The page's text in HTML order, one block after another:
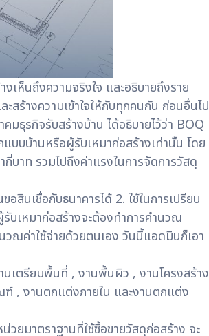
ห็นถึงความจริงใจ และอธิบายถึงราย
ะสร้างความเข้าใจให้กับทุกคนกัน ก่อนอื่นไป
คมธุรกิจรับสร้างบ้าน ได้อธิบายไว้ว่า BOQ
บบบ้านหรือผู้รับเหมาก่อสร้างเท่านั้น โดย
กี่บาท รวมไปถึงค่าแรงในการจัดการวัสดุ
ขอสินเชื่อกับธนาคารได้ 2. ใช้ในการเปรียบ
บเหมาก่อสร้างจะต้องทำการคำนวณ
วณค่าใช้จ่ายด้วยตนเอง วันนี้แอดมินก็เอา
เตรียมพื้นที่ , งานพื้นผิว , งานโครงสร้าง
, งานตกแต่งภายใน และงานตกแต่ง
วยมาตราฐานที่ใช้ซื้อขายวัสดุก่อสร้าง จะ